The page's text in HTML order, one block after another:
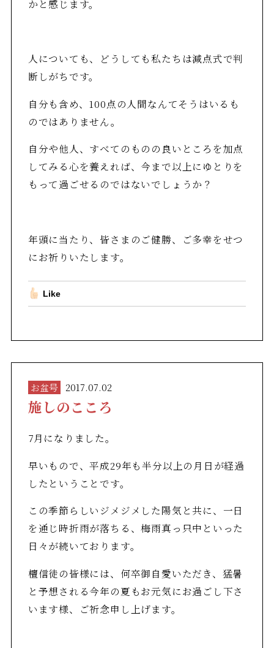
かと感じます。
人についても、どうしても私たちは減点式で判
断しがちです。
自分も含め、100点の人間なんてそうはいるも
のではありません。
自分や他人、すべてのものの良いところを加点
してみる心を養えれば、今まで以上にゆとりを
もって過ごせるのではないでしょうか？
年頭に当たり、皆さまのご健勝、ご多幸をせつ
にお祈りいたします。
Like
お盆号 2017.07.02
施しのこころ
7月になりました。
早いもので、平成29年も半分以上の月日が経過
したということです。
この季節らしいジメジメした陽気と共に、一日
を通じ時折雨が落ちる、梅雨真っ只中といった
日々が続いております。
檀信徒の皆様には、何卒御自愛いただき、猛暑
と予想される今年の夏もお元気にお過ごし下さ
います様、ご祈念申し上げます。